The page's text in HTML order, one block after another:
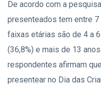
De acordo com a
presenteados tem entre 7
faixas etárias são de 4 a
(36,8%) e mais de 13
respondentes afirmam
presentear no Dia das